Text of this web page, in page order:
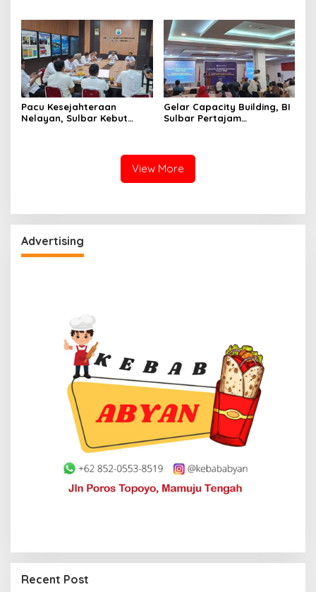
Kantor Gubernur
Pacu Kesejahteraan
Nelayan, Sulbar Kebut
Gelar Capacity Building, BI
Sulbar Pertajam
View More
Advertising
Recent Post